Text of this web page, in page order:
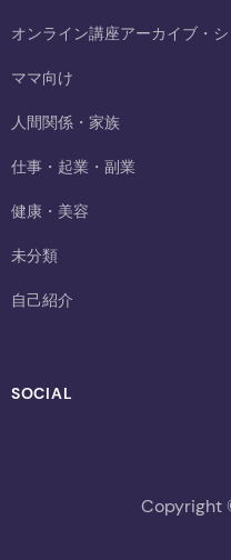
オンライン講座アーカイブ・
ママ向け
人間関係・家族
仕事・起業・副業
健康・美容
未分類
自己紹介
SOCIAL
Copyright